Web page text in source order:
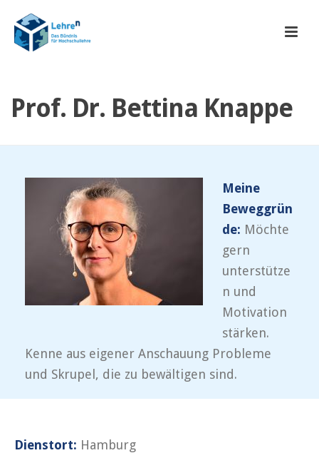
Prof. Dr. Bettina Knappe
Meine
Beweggrün
de: Möchte
gern
unterstütze
n und
Motivation
stärken.
Kenne aus eigener Anschauung Probleme
und Skrupel, die zu bewältigen sind.
Dienstort: Hamburg